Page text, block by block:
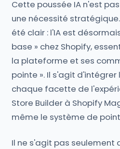
Cette poussée IA n'est
une nécessité stratégique.
été clair : l'IA est
base » chez Shopify,
la plateforme et ses
pointe ». Il s'agit
chaque facette de
Store Builder à Shopify
même le système de
Il ne s'agit pas seulement